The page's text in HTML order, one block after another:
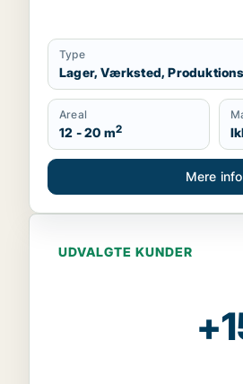
Type
Lager, Værksted,
Areal
12 - 20 m2
Mere info
UDVALGTE KUNDER